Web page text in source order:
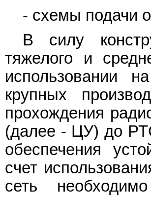
- схемы подачи
В силу
тяжелого и
использовании
крупных
прохождения
(далее - ЦУ) до
обеспечения
счет
сеть